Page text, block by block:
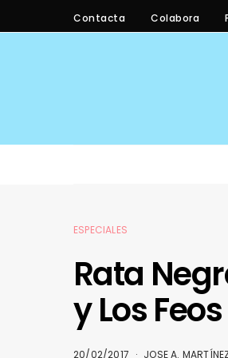
Contacta Colabora
ESPECIALES
Rata
y Los Feos
20/02/2017 JOSE A.